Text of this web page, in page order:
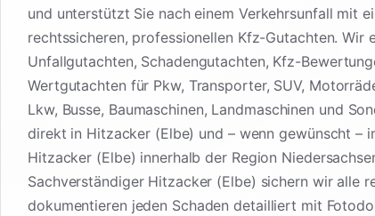
und unterstützt Sie nach einem Verkehrsunfall mit
rechtssicheren, professionellen Kfz-Gutachten. Wir
Unfallgutachten, Schadengutachten, Kfz-
Wertgutachten für Pkw, Transporter, SUV,
Lkw, Busse, Baumaschinen, Landmaschinen und
direkt in Hitzacker (Elbe) und – wenn gewünscht –
Hitzacker (Elbe) innerhalb der Region
Sachverständiger Hitzacker (Elbe) sichern wir alle
dokumentieren jeden Schaden detailliert mit